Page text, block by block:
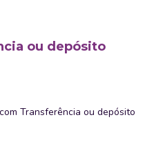
ou depósito
Transferência ou depósito